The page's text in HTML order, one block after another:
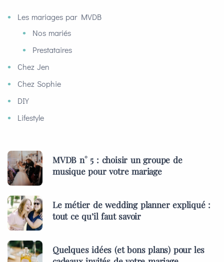
Les mariages par MVDB
Nos mariés
Prestataires
Chez Jen
Chez Sophie
DIY
Lifestyle
MVDB n° 5 : choisir un groupe de
musique pour votre mariage
Le métier de wedding planner expliqué :
tout ce qu’il faut savoir
Quelques idées (et bons plans) pour les